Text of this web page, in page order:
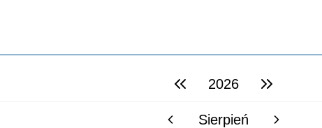
poprzedni rok2026 następny rok
poprzedni miesiącSierpień następny miesiąc